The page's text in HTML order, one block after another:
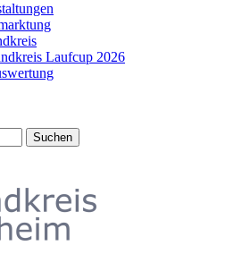
Laufcup 2026
Suchen